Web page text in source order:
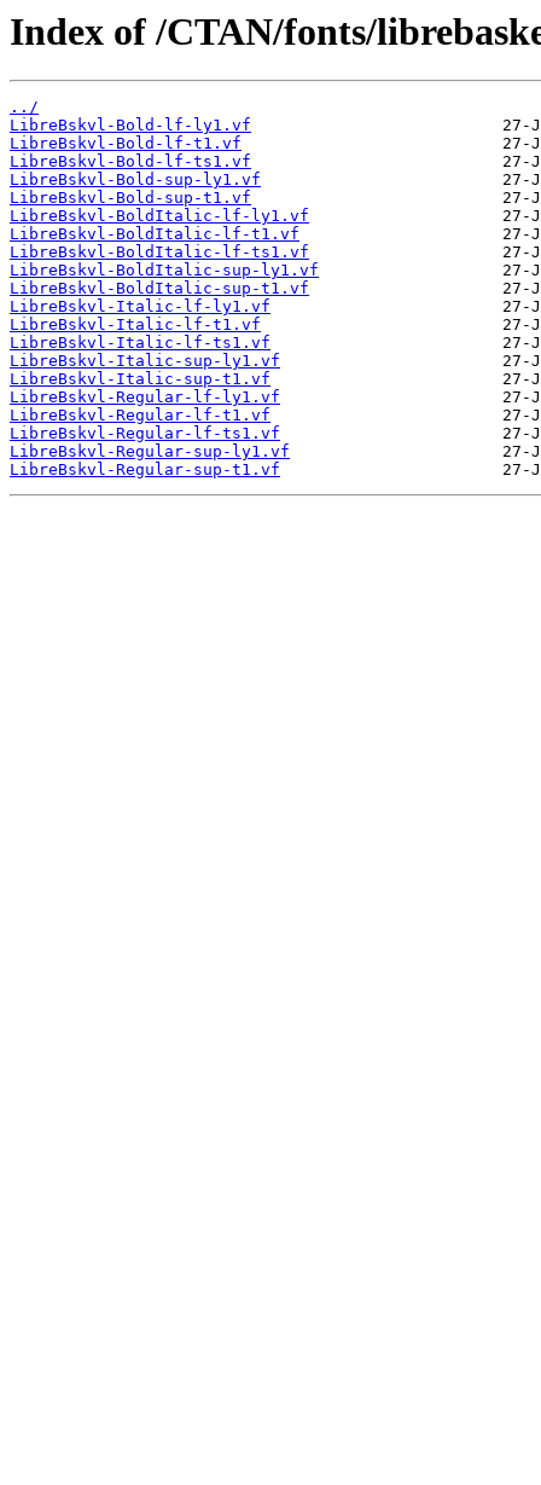
Index of /CTAN/fonts/
../
LibreBskvl-Bold-lf-ly1.vf
LibreBskvl-Bold-lf-t1.vf
LibreBskvl-Bold-lf-ts1.vf
LibreBskvl-Bold-sup-ly1.vf
LibreBskvl-Bold-sup-t1.vf
LibreBskvl-BoldItalic-lf-ly1.vf
LibreBskvl-BoldItalic-lf-t1.vf
LibreBskvl-BoldItalic-lf-ts1.vf
LibreBskvl-BoldItalic-sup-ly1.vf
LibreBskvl-BoldItalic-sup-t1.vf
LibreBskvl-Italic-lf-ly1.vf
LibreBskvl-Italic-lf-t1.vf
LibreBskvl-Italic-lf-ts1.vf
LibreBskvl-Italic-sup-ly1.vf
LibreBskvl-Italic-sup-t1.vf
LibreBskvl-Regular-lf-ly1.vf
LibreBskvl-Regular-lf-t1.vf
LibreBskvl-Regular-lf-ts1.vf
LibreBskvl-Regular-sup-ly1.vf
LibreBskvl-Regular-sup-t1.vf